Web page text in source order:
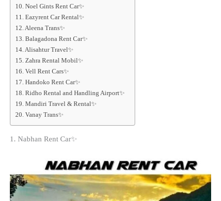
10. Noel Gints Rent Car✨
11. Eazyrent Car Rental✨
12. Aleena Trans✨
13. Balagadona Rent Car✨
14. Alisahtur Travel✨
15. Zahra Rental Mobil✨
16. Vell Rent Cars✨
17. Handoko Rent Car✨
18. Ridho Rental and Handling Airport✨
19. Mandiri Travel & Rental✨
20. Vanay Trans✨
1. Nabhan Rent Car✨